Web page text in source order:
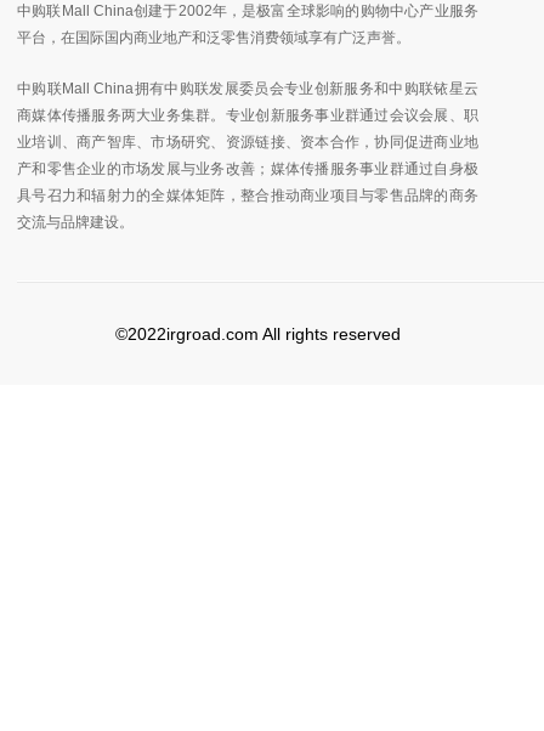
中购联Mall China创建于2002年，是极富全球影响的购物中心产业服务
平台，在国际国内商业地产和泛零售消费领域享有广泛声誉。
中购联Mall China拥有中购联发展委员会专业创新服务和中购联铱星云
商媒体传播服务两大业务集群。专业创新服务事业群通过会议会展、职
业培训、商产智库、市场研究、资源链接、资本合作，协同促进商业地
产和零售企业的市场发展与业务改善；媒体传播服务事业群通过自身极
具号召力和辐射力的全媒体矩阵，整合推动商业项目与零售品牌的商务
交流与品牌建设。
©2022irgroad.com All rights reserved